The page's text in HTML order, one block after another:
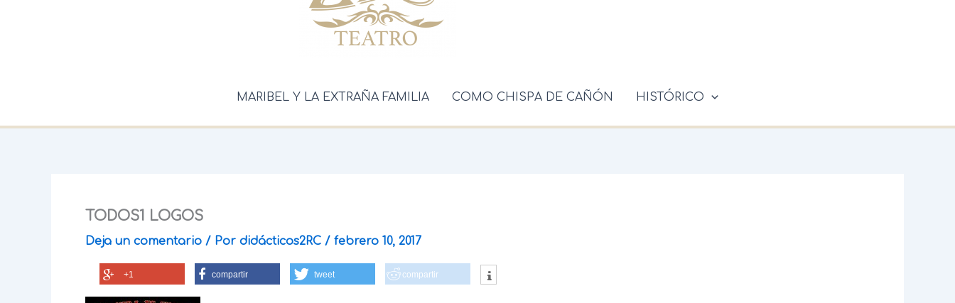
MARIBEL Y LA EXTRAÑA FAMILIA COMO CHISPA DE CAÑÓN HISTÓRICO
TODOS1 LOGOS
Deja un comentario / Por didácticos2RC / febrero 10, 2017
+1 compartir tweet compartir